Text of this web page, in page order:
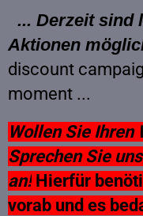
... Derzeit sind
Aktionen
discount
moment ...
Wollen Sie Ihren
Sprechen Sie
an! Hierfür
vorab und es
Tauschwandler